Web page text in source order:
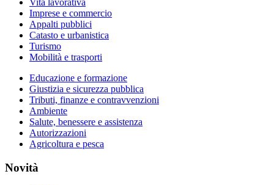
Imprese e commercio
Appalti pubblici
Catasto e urbanistica
Turismo
Mobilità e trasporti
Educazione e formazione
Giustizia e sicurezza pubblica
Tributi, finanze e contravvenzioni
Ambiente
Salute, benessere e assistenza
Autorizzazioni
Agricoltura e pesca
Novità